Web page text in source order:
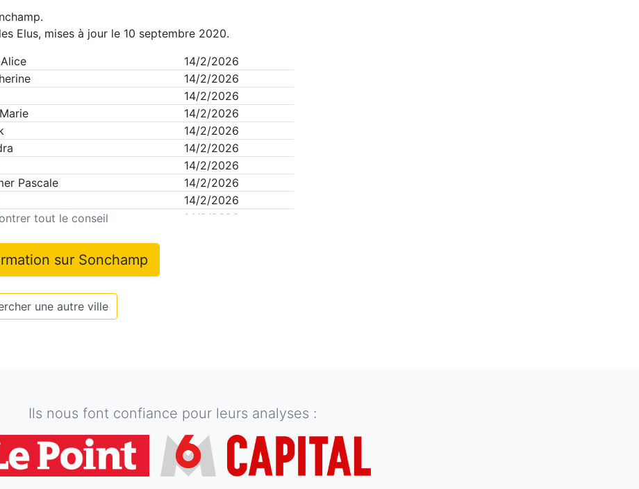
.
Elus, mises à jour le 10 septembre 2020.
14/2/2026
14/2/2026
14/2/2026
14/2/2026
14/2/2026
14/2/2026
14/2/2026
Pascale
14/2/2026
14/2/2026
14/2/2026
tout le conseil
sur Sonchamp
une autre ville
Ils nous font confiance pour leurs analyses :